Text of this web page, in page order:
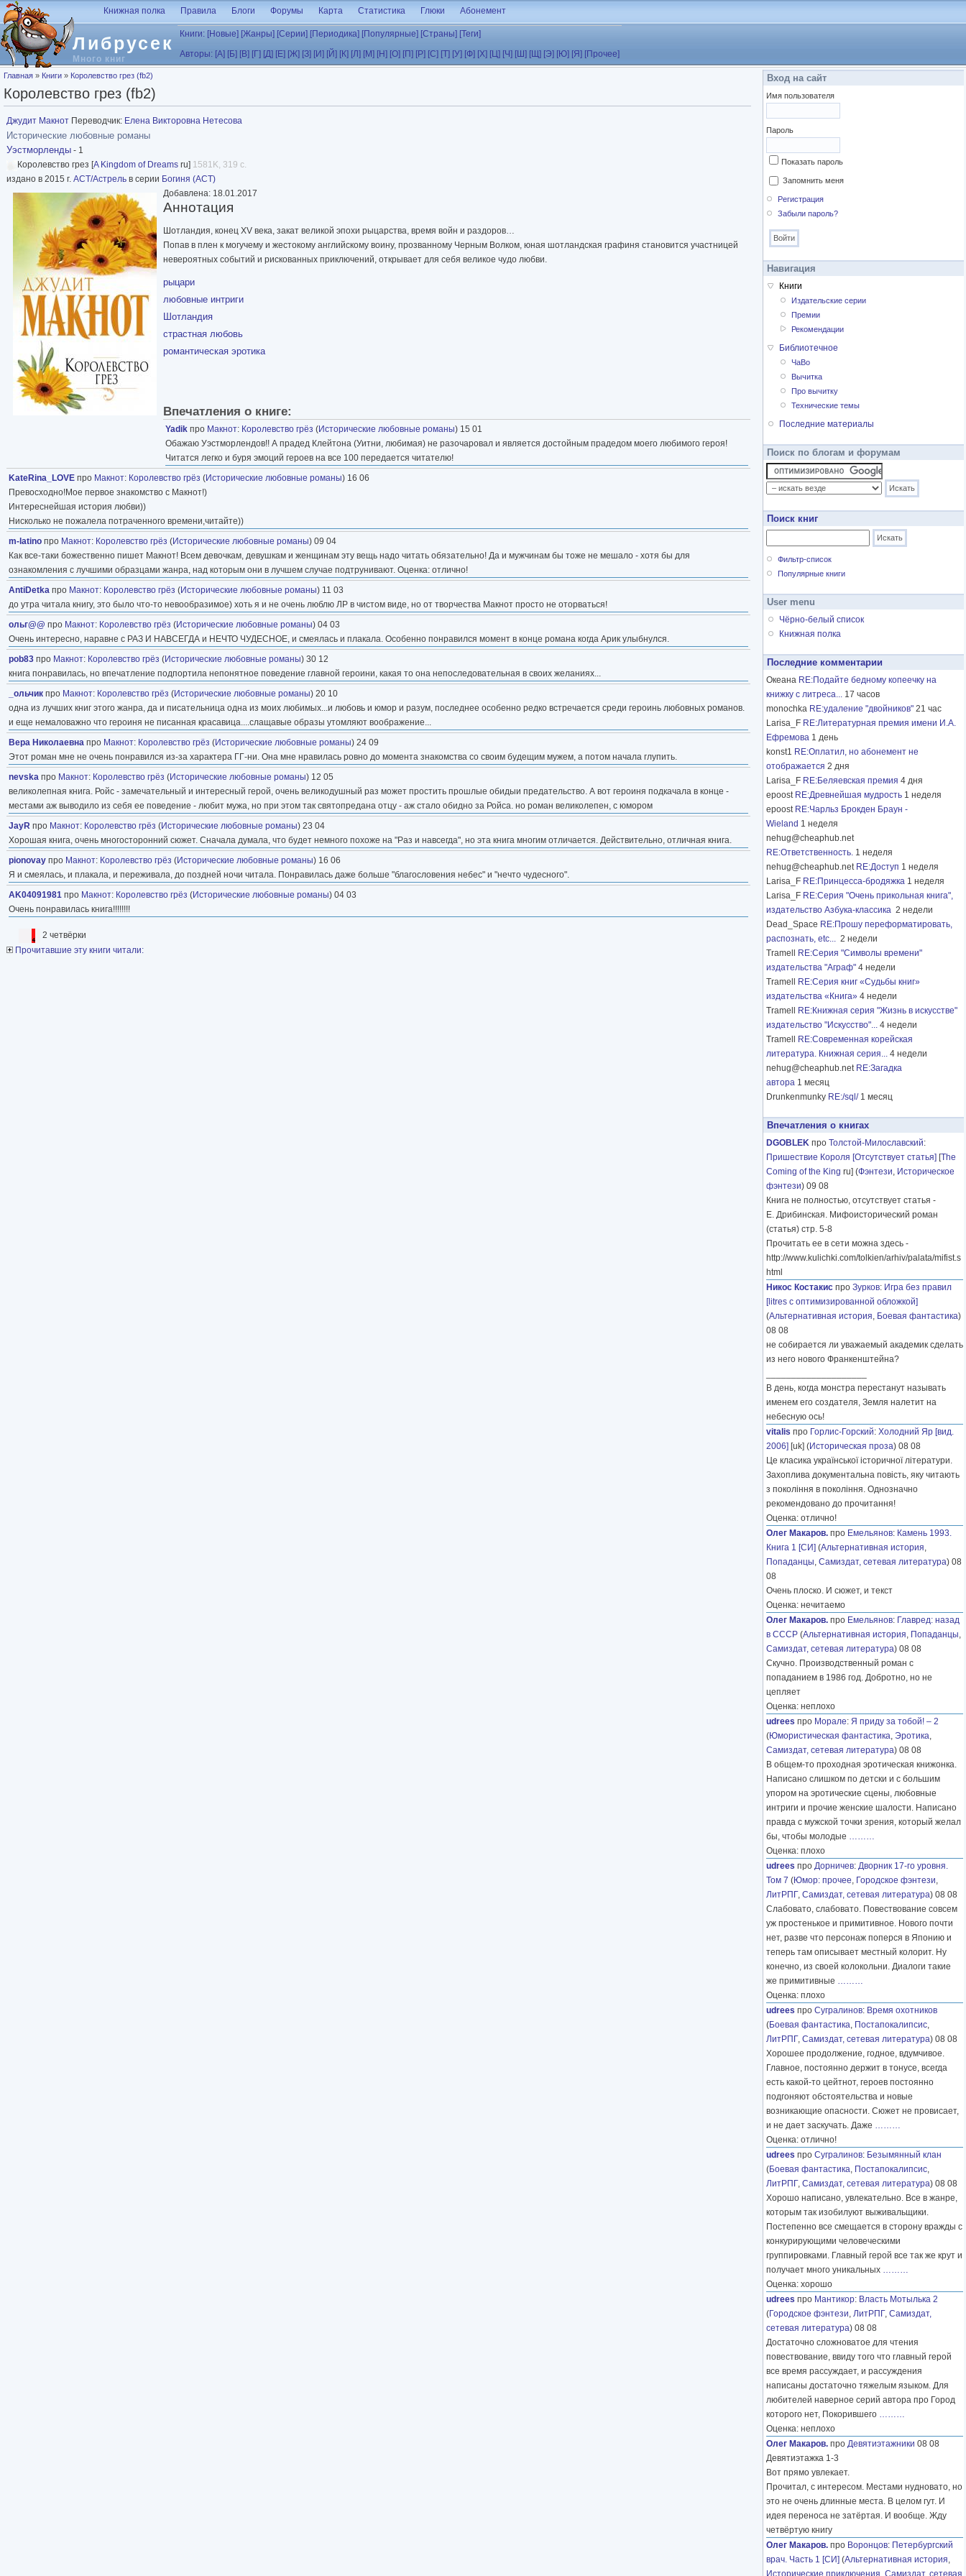
Перейти к основному содержанию
Либрусек
Много книг
Книжная полка Правила Блоги Форумы Карта Статистика Глюки Абонемент
Книги: [Новые] [Жанры] [Серии] [Периодика] [Популярные] [Страны] [Теги]
Авторы: [А] [Б] [В] [Г] [Д] [Е] [Ж] [З] [И] [Й] [К] [Л] [М] [Н] [О] [П] [Р] [С] [Т] [У] [Ф] [Х] [Ц] [Ч] [Ш] [Щ] [Э] [Ю] [Я] [Прочее]
Вы здесь
Главная » Книги » Королевство грез (fb2)
Королевство грез (fb2)
Джудит Макнот Переводчик: Елена Викторовна Нетесова
Исторические любовные романы
Уэстморленды - 1
Королевство грез [A Kingdom of Dreams ru] 1581K, 319 с.
издано в 2015 г. АСТ/Астрель в серии Богиня (АСТ)
Добавлена: 18.01.2017
Аннотация
Шотландия, конец XV века, закат великой эпохи рыцарства, время войн и раздоров…
Попав в плен к могучему и жестокому английскому воину, прозванному Черным Волком, юная шотландская графиня становится участницей
невероятных событий и рискованных приключений, открывает для себя великое чудо любви.
рыцари
любовные интриги
Шотландия
страстная любовь
романтическая эротика
Впечатления о книге:
Yadik про Макнот: Королевство грёз (Исторические любовные романы) 15 01
Обажаю Уэстморлендов!! А прадед Клейтона (Уитни, любимая) не разочаровал и является достойным прадедом моего любимого героя!
Читатся легко и буря эмоций героев на все 100 передается читателю!
KateRina_LOVE про Макнот: Королевство грёз (Исторические любовные романы) 16 06
Превосходно!Мое первое знакомство с Макнот!)
Интереснейшая история любви))
Нисколько не пожалела потраченного времени,читайте))
m-latino про Макнот: Королевство грёз (Исторические любовные романы) 09 04
Как все-таки божественно пишет Макнот! Всем девочкам, девушкам и женщинам эту вещь надо читать обязательно! Да и мужчинам бы тоже не мешало - хотя бы для
ознакомления с лучшими образцами жанра, над которым они в лучшем случае подтрунивают. Оценка: отлично!
AntiDetka про Макнот: Королевство грёз (Исторические любовные романы) 11 03
до утра читала книгу, это было что-то невообразимое) хоть я и не очень люблю ЛР в чистом виде, но от творчества Макнот просто не оторваться!
ольг@@ про Макнот: Королевство грёз (Исторические любовные романы) 04 03
Очень интересно, наравне с РАЗ И НАВСЕГДА и НЕЧТО ЧУДЕСНОЕ, и смеялась и плакала. Особенно понравился момент в конце романа когда Арик улыбнулся.
pob83 про Макнот: Королевство грёз (Исторические любовные романы) 30 12
книга понравилась, но впечатление подпортила непонятное поведение главной героини, какая то она непоследовательная в своих желаниях...
_ольчик про Макнот: Королевство грёз (Исторические любовные романы) 20 10
одна из лучших книг этого жанра, да и писательница одна из моих любимых...и любовь и юмор и разум, последнее особенно редко встречается среди героинь любовных романов.
и еще немаловажно что героиня не писанная красавица....слащавые образы утомляют воображение...
Вера Николаевна про Макнот: Королевство грёз (Исторические любовные романы) 24 09
Этот роман мне не очень понравился из-за характера ГГ-ни. Она мне нравилась ровно до момента знакомства со своим будещим мужем, а потом начала глупить.
nevska про Макнот: Королевство грёз (Исторические любовные романы) 12 05
великолепная книга. Ройс - замечательный и интересный герой, очень великодушный раз может простить прошлые обидыи предательство. А вот героиня подкачала в конце -
местами аж выводило из себя ее поведение - любит мужа, но при этом так святопредана отцу - аж стало обидно за Ройса. но роман великолепен, с юмором
JayR про Макнот: Королевство грёз (Исторические любовные романы) 23 04
Хорошая книга, очень многосторонний сюжет. Сначала думала, что будет немного похоже на "Раз и навсегда", но эта книга многим отличается. Действительно, отличная книга.
pionovay про Макнот: Королевство грёз (Исторические любовные романы) 16 06
Я и смеялась, и плакала, и переживала, до поздней ночи читала. Понравилась даже больше "благословения небес" и "нечто чудесного".
AK04091981 про Макнот: Королевство грёз (Исторические любовные романы) 04 03
Очень понравилась книга!!!!!!!!
2 четвёрки
Прочитавшие эту книги читали:
Вход на сайт
Имя пользователя
Пароль
Показать пароль
Запомнить меня
Регистрация
Забыли пароль?
Навигация
Книги
Издательские серии
Премии
Рекомендации
Библиотечное
ЧаВо
Вычитка
Про вычитку
Технические темы
Последние материалы
Поиск по блогам и форумам
Поиск книг
Фильтр-список
Популярные книги
User menu
Чёрно-белый список
Книжная полка
Последние комментарии
Океана RE:Подайте бедному копеечку на
книжку с литреса... 17 часов
monochka RE:удаление "двойников" 21 час
Larisa_F RE:Литературная премия имени И.А.
Ефремова 1 день
konst1 RE:Оплатил, но абонемент не
отображается 2 дня
Larisa_F RE:Беляевская премия 4 дня
epoost RE:Древнейшая мудрость 1 неделя
epoost RE:Чарльз Брокден Браун -
Wieland 1 неделя
nehug@cheaphub.net
RE:Ответственность. 1 неделя
nehug@cheaphub.net RE:Доступ 1 неделя
Larisa_F RE:Принцесса-бродяжка 1 неделя
Larisa_F RE:Серия "Очень прикольная книга",
издательство Азбука-классика 2 недели
Dead_Space RE:Прошу переформатировать,
распознать, etc... 2 недели
Tramell
RE:Серия "Символы времени"
издательства "Аграф" 4 недели
Tramell
RE:Серия книг «Судьбы книг»
издательства «Книга» 4 недели
Tramell
RE:Книжная серия "Жизнь в искусстве"
издательство "Искусство"... 4 недели
Tramell
RE:Современная корейская
литература. Книжная серия... 4 недели
nehug@cheaphub.net RE:Загадка
автора 1 месяц
Drunkenmunky RE:/sql/ 1 месяц
Впечатления о книгах
DGOBLEK про Толстой-Милославский:
Пришествие Короля [Отсутствует статья] [The
Coming of the King ru] (Фэнтези, Историческое
фэнтези) 09 08
Книга не полностью, отсутствует статья -
Е. Дрибинская. Мифоисторический роман
(статья) стр. 5-8
Прочитать ее в сети можна здесь -
http://www.kulichki.com/tolkien/arhiv/palata/mifist.s
html
Никос Костакис про Зурков: Игра без правил
[litres с оптимизированной обложкой]
(Альтернативная история, Боевая фантастика)
08 08
не собирается ли уважаемый академик сделать
из него нового Франкенштейна?
В день, когда монстра перестанут называть
именем его создателя, Земля налетит на
небесную ось!
vitalis про Горлис-Горский: Холодний Яр [вид.
2006] [uk] (Историческая проза) 08 08
Це класика української історичної літератури.
Захоплива документальна повість, яку читають
з покоління в покоління. Однозначно
рекомендовано до прочитання!
Оценка: отлично!
Олег Макаров. про Емельянов: Камень 1993.
Книга 1 [СИ] (Альтернативная история,
Попаданцы, Самиздат, сетевая литература) 08
08
Очень плоско. И сюжет, и текст
Оценка: нечитаемо
Олег Макаров. про Емельянов: Главред: назад
в СССР (Альтернативная история, Попаданцы,
Самиздат, сетевая литература) 08 08
Скучно. Производственный роман с
попаданием в 1986 год. Добротно, но не
цепляет
Оценка: неплохо
udrees про Морале: Я приду за тобой! – 2
(Юмористическая фантастика, Эротика,
Самиздат, сетевая литература) 08 08
В общем-то проходная эротическая книжонка.
Написано слишком по детски и с большим
упором на эротические сцены, любовные
интриги и прочие женские шалости. Написано
правда с мужской точки зрения, который желал
бы, чтобы молодые ………
Оценка: плохо
udrees про Дорничев: Дворник 17-го уровня.
Том 7 (Юмор: прочее, Городское фэнтези,
ЛитРПГ, Самиздат, сетевая литература) 08 08
Слабовато, слабовато. Повествование совсем
уж простенькое и примитивное. Нового почти
нет, разве что персонаж поперся в Японию и
теперь там описывает местный колорит. Ну
конечно, из своей колокольни. Диалоги такие
же примитивные ………
Оценка: плохо
udrees про Сугралинов: Время охотников
(Боевая фантастика, Постапокалипсис,
ЛитРПГ, Самиздат, сетевая литература) 08 08
Хорошее продолжение, годное, вдумчивое.
Главное, постоянно держит в тонусе, всегда
есть какой-то цейтнот, героев постоянно
подгоняют обстоятельства и новые
возникающие опасности. Сюжет не провисает,
и не дает заскучать. Даже ………
Оценка: отлично!
udrees про Сугралинов: Безымянный клан
(Боевая фантастика, Постапокалипсис,
ЛитРПГ, Самиздат, сетевая литература) 08 08
Хорошо написано, увлекательно. Все в жанре,
которым так изобилуют выживальщики.
Постепенно все смещается в сторону вражды с
конкурирующими человеческими
группировками. Главный герой все так же крут и
получает много уникальных ………
Оценка: хорошо
udrees про Мантикор: Власть Мотылька 2
(Городское фэнтези, ЛитРПГ, Самиздат,
сетевая литература) 08 08
Достаточно сложноватое для чтения
повествование, ввиду того что главный герой
все время рассуждает, и рассуждения
написаны достаточно тяжелым языком. Для
любителей наверное серий автора про Город
которого нет, Покорившего ………
Оценка: неплохо
Олег Макаров. про Девятиэтажники 08 08
Девятиэтажка 1-3
Вот прямо увлекает.
Прочитал, с интересом. Местами нудновато, но
это не очень длинные места. В целом гут. И
идея переноса не затёртая. И вообще. Жду
четвёртую книгу
Олег Макаров. про Воронцов: Петербургский
врач. Часть 1 [СИ] (Альтернативная история,